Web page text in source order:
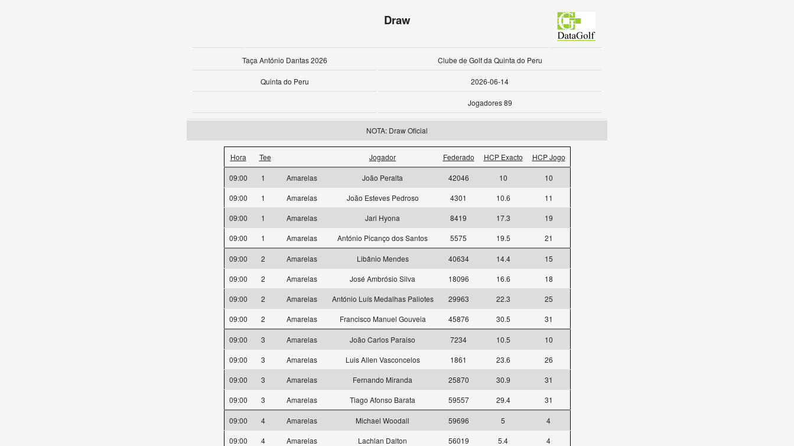
Draw
Taça António Dantas 2026 Clube de Golf da Quinta do Peru
Quinta do Peru 2026-06-14
Jogadores 89
NOTA: Draw Oficial
Hora Tee Jogador Federado HCP Exacto HCP Jogo
09:00 1 Amarelas João Peralta 42046 10
10
09:00
1 Amarelas João Esteves Pedroso 4301 10.6
11
09:00
1 Amarelas Jari Hyona 8419 17.3
19
09:00
1 Amarelas António Picanço dos Santos 5575 19.5 21
09:00 2 Amarelas Libânio Mendes 40634 14.4
15
09:00
2 Amarelas José Ambrósio Silva 18096 16.6
18
09:00
2 Amarelas António Luís Medalhas Paliotes 29963 22.3
25
09:00
2 Amarelas Francisco Manuel Gouveia 45876 30.5 31
09:00 3 Amarelas João Carlos Paraiso 7234 10.5
10
09:00
3 Amarelas Luis Allen Vasconcelos 1861 23.6
26
09:00
3 Amarelas Fernando Miranda 25870 30.9
31
09:00
3 Amarelas Tiago Afonso Barata 59557 29.4 31
09:00 4 Amarelas Michael Woodall 59696 5
4
09:00
4 Amarelas Lachlan Dalton 56019 5.4
4